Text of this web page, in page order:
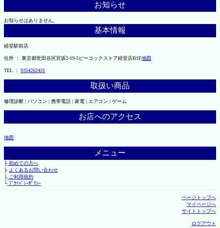
お知らせ
お知らせはありません。
基本情報
経堂駅前店
住所 ： 東京都世田谷区宮坂2-19-5ピーコックストア経堂店B1F地図
TEL ： 0354262431
取扱い商品
修理診断 | パソコン | 携帯電話 | 家電 | エアコン | ゲーム
お店へのアクセス
地図
メニュー
├初めての方へ
├ よくあるお問い合わせ
├ご利用規約
└ﾌﾟﾗｲﾊﾞｼｰﾎﾟﾘｼｰ
ページトップへ
マイページへ
サイトトップへ
ログアウト